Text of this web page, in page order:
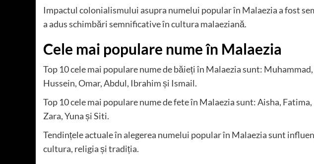
Impactul colonialismului asupra numelui popular în Malaezia a fost
a adus schimbări semnificative în cultura malaeziană.
Cele mai populare nume în Malaezia
Top 10 cele mai populare nume de băieți în Malaezia sunt:
Hussein, Omar, Abdul, Ibrahim și Ismail.
Top 10 cele mai populare nume de fete în Malaezia sunt: Aisha,
Zara, Yuna și Siti.
Tendințele actuale în alegerea numelui popular în Malaezia sunt
cultura, religia și tradiția.